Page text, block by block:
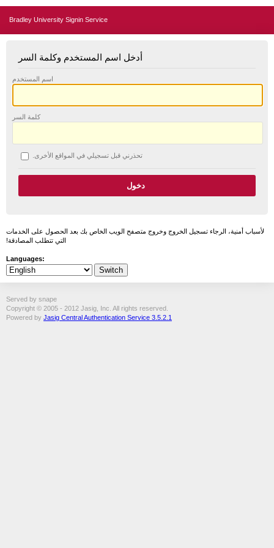
Bradley University Signin Service
أدخل اسم المستخدم وكلمة السر
اسم المستخدم
كلمة السر
تحذرني قبل تسجيلي في المواقع الأخرى.
لأسباب أمنية، الرجاء تسجيل الخروج وخروج متصفح الويب الخاص بك بعد الحصول على الخدمات
التي تتطلب المصادقة!
Languages:
Served by snape
Copyright © 2005 - 2012 Jasig, Inc. All rights reserved.
Powered by Jasig Central Authentication Service 3.5.2.1